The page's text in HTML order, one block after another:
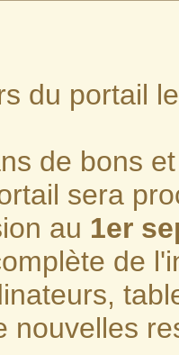
du portail
de bons
sera
au 1er
de
nouvelles